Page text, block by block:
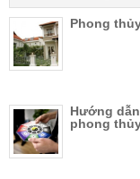
Phong
Hướng
phong